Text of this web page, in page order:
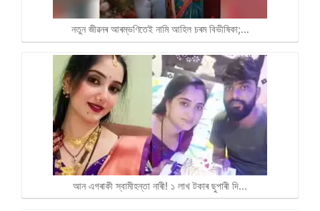
নতুন জীৱনৰ আৰম্ভণিতেই নামি আহিল চৰম বিভীষিকা;…
আন এগৰাকী স্বামীহন্তা নাৰী! ১ লাখ টকাৰ ছুপাৰী দি…